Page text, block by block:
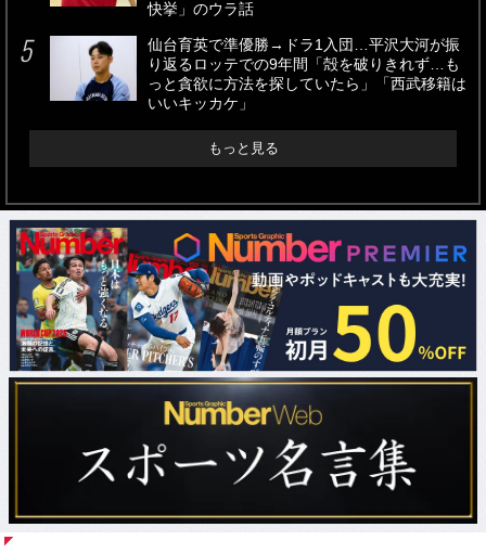
快挙」のウラ話
仙台育英で準優勝→ドラ1入団…平沢大河が振
り返るロッテでの9年間「殻を破りきれず…も
っと貪欲に方法を探していたら」「西武移籍は
いいキッカケ」
もっと見る